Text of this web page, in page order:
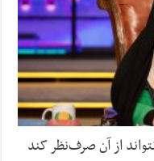
از آن صرف‌نظر کند